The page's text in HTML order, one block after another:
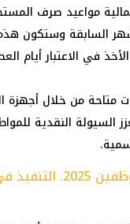
مواعيد صرف
مع الأخذ في الاعتبار أيام
متاحة من خلال أجهزة
السيولة النقدية
في يوليو